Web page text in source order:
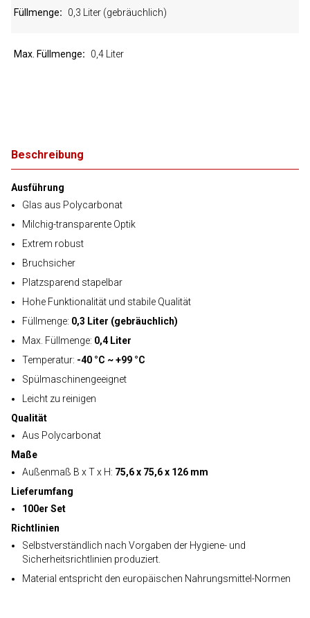
Beschreibung
Ausführung
Glas aus Polycarbonat
Milchig-transparente Optik
Extrem robust
Bruchsicher
Platzsparend stapelbar
Hohe Funktionalität und stabile Qualität
Füllmenge: 0,3 Liter (gebräuchlich)
Max. Füllmenge: 0,4 Liter
Temperatur: -40 °C ~ +99 °C
Spülmaschinengeeignet
Leicht zu reinigen
Qualität
Aus Polycarbonat
Maße
Außenmaß B x T x H: 75,6 x 75,6 x 126 mm
Lieferumfang
100er Set
Richtlinien
Selbstverständlich nach Vorgaben der Hygiene- und
Sicherheitsrichtlinien produziert.
Material entspricht den europäischen Nahrungsmittel-Normen
Füllmenge 0,3 Liter (gebräuchlich)
Max. Füllmenge 0,4 Liter